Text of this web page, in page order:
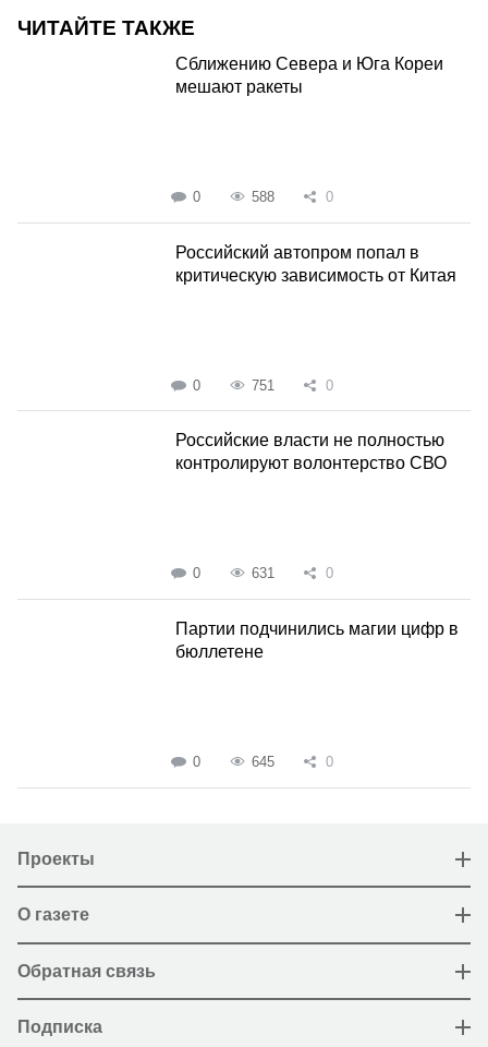
ЧИТАЙТЕ ТАКЖЕ
Сближению Севера и Юга Кореи
мешают ракеты
0 588 0
Российский автопром попал в
критическую зависимость от Китая
0 751 0
Российские власти не полностью
контролируют волонтерство СВО
0 631 0
Партии подчинились магии цифр в
бюллетене
0 645 0
Проекты
О газете
Обратная связь
Подписка